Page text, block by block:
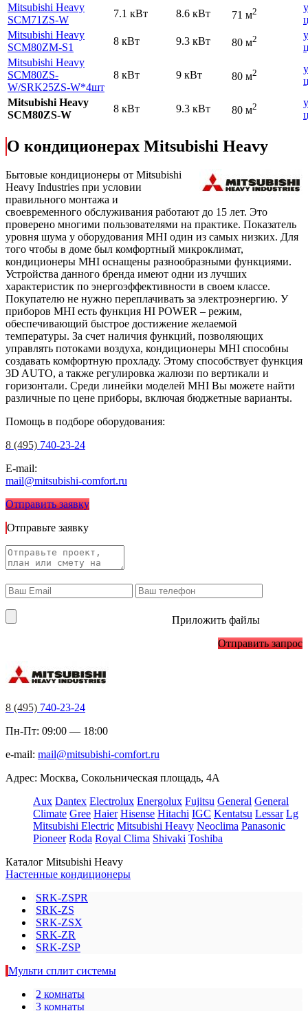
Mitsubishi Heavy
SCM71ZS-W
7.1 кВт 8.6 кВт 71 м2
Mitsubishi Heavy
SCM80ZM-S1
8 кВт 9.3 кВт 80 м2
Mitsubishi Heavy
SCM80ZS-
W/SRK25ZS-W*4шт
8 кВт 9 кВт 80 м2
Mitsubishi Heavy
SCM80ZS-W
8 кВт 9.3 кВт 80 м2
О кондиционерах Mitsubishi Heavy
Бытовые кондиционеры от Mitsubishi
Heavy Industries при условии
правильного монтажа и
своевременного обслуживания работают до 15 лет. Это
проверено многими пользователями на практике. Показатель
уровня шума у оборудования MHI один из самых низких. Для
того чтобы в доме был комфортный микроклимат,
кондиционеры MHI оснащены разнообразными функциями.
Устройства данного бренда имеют одни из лучших
характеристик по энергоэффективности в своем классе.
Покупателю не нужно переплачивать за электроэнергию. У
приборов MHI есть функция HI POWER – режим,
обеспечивающий быстрое достижение желаемой
температуры. За счет наличия функций, позволяющих
управлять потоками воздуха, кондиционеры MHI способны
создавать комфортную прохладу. Этому способствует функция
3D AUTO, а также регулировка жалюзи по вертикали и
горизонтали. Среди линейки моделей MHI Вы можете найти
различные по цене приборы, включая бюджетные варианты.
Помощь в подборе оборудования:
8 (495) 740-23-24
E-mail:
mail@mitsubishi-comfort.ru
Отправить заявку
Отправьте заявку
Приложить файлы
Отправить запрос
8 (495) 740-23-24
Пн-Пт: 09:00 — 18:00
e-mail: mail@mitsubishi-comfort.ru
Адрес: Москва, Сокольническая площадь, 4А
Aux Dantex Electrolux Energolux Fujitsu General General
Climate Gree Haier Hisense Hitachi IGC Kentatsu Lessar Lg
Mitsubishi Electric Mitsubishi Heavy Neoclima Panasonic
Pioneer Roda Royal Clima Shivaki Toshiba
Каталог Mitsubishi Heavy
Настенные кондиционеры
SRK-ZSPR
SRK-ZS
SRK-ZSX
SRK-ZR
SRK-ZSP
Мульти сплит системы
2 комнаты
3 комнаты